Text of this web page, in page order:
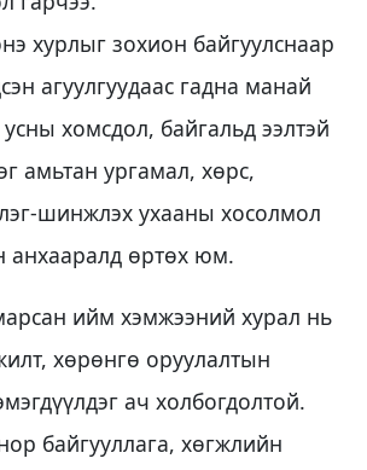
хурлыг зохион байгуулснаар
агуулгуудаас гадна манай
хомсдол, байгальд ээлтэй
амьтан ургамал, хөрс,
шинжлэх ухааны хосолмол
анхааралд өртөх юм.
ийм хэмжээний хурал нь
хөрөнгө оруулалтын
ач холбогдолтой.
байгууллага, хөгжлийн